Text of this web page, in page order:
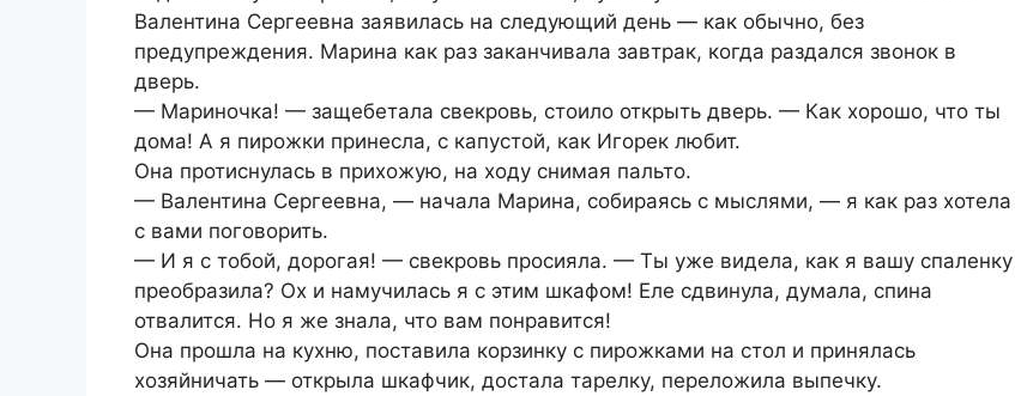
Валентина Сергеевна заявилась на следующий день — как обычно, без
предупреждения. Марина как раз заканчивала завтрак, когда раздался звонок в
дверь.
— Мариночка! — защебетала свекровь, стоило открыть дверь. — Как хорошо, что ты
дома! А я пирожки принесла, с капустой, как Игорек любит.
Она протиснулась в прихожую, на ходу снимая пальто.
— Валентина Сергеевна, — начала Марина, собираясь с мыслями, — я как раз хотела
с вами поговорить.
— И я с тобой, дорогая! — свекровь просияла. — Ты уже видела, как я вашу спаленку
преобразила? Ох и намучилась я с этим шкафом! Еле сдвинула, думала, спина
отвалится. Но я же знала, что вам понравится!
Она прошла на кухню, поставила корзинку с пирожками на стол и принялась
хозяйничать — открыла шкафчик, достала тарелку, переложила выпечку.